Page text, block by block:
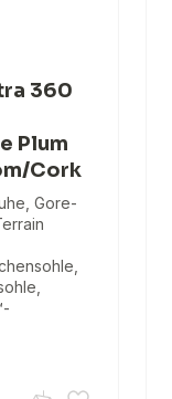
360
Plum
Cork
Gore-